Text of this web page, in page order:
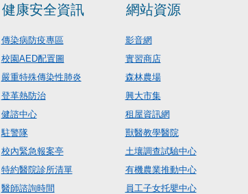
健康安全資訊
傳染病防疫專區
校園AED配置圖
嚴重特殊傳染性肺炎
登革熱防治
健諮中心
駐警隊
校內緊急報案亭
特約醫院診所清單
醫師諮詢時間
網站資源
影音網
實習商店
森林農場
興大市集
租屋資訊網
獸醫教學醫院
土壤調查試驗中心
有機農業推動中心
員工子女托嬰中心